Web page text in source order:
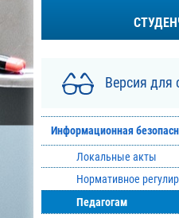
Версия для
Информационная
Локальные акты
Нормативное
Педагогам